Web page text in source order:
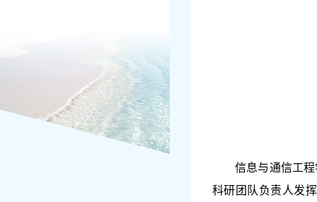
信息与通信工
科研团队负责人发